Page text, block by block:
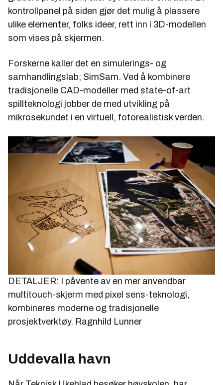
Kan kobles opp mot eksterne, interaktive
kommunikasjonsstasjoner ("noder") via internett
kontrollpanel på siden gjør det mulig å plassere
ulike elementer, folks ideer, rett inn i 3D-modellen
som vises på skjermen.
Forskerne kaller det en simulerings- og
samhandlingslab; SimSam. Ved å kombinere
tradisjonelle CAD-modeller med state-of-art
spillteknologi jobber de med utvikling på
mikrosekundet i en virtuell, fotorealistisk verden.
DETALJER: I påvente av en mer anvendbar
multitouch-skjerm med pixel sens-teknologi,
kombineres moderne og tradisjonelle
prosjektverktøy. Ragnhild Lunner
Uddevalla havn